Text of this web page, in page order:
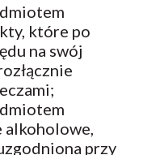
które po
na swój
alkoholowe,
przy